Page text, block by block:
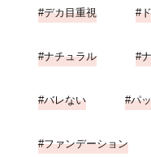
デカ目重視
ナチュラル
バレない パ
ファンデーション